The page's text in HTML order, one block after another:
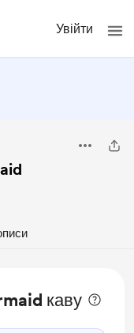
Увійти
каву